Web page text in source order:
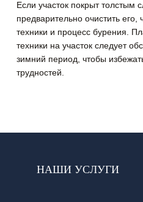
Если участок покрыт толстым
предварительно очистить его,
техники и процесс бурения.
техники на участок следует
зимний период, чтобы
трудностей.
НАШИ УСЛУГИ